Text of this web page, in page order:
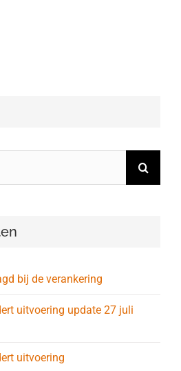
bij de verankering
uitvoering update 27 juli
uitvoering